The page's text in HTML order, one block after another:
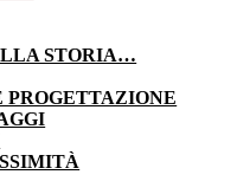
STORIA…
PROGETTAZIONE